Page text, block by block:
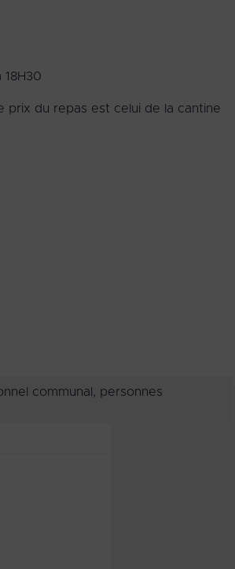
prix du repas est celui de la cantine
communal, personnes